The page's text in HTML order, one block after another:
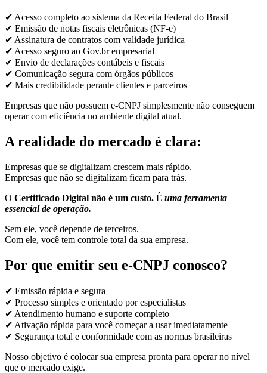
✔ Acesso completo ao sistema da Receita Federal do Brasil
✔ Emissão de notas fiscais eletrônicas (NF-e)
✔ Assinatura de contratos com validade jurídica
✔ Acesso seguro ao Gov.br empresarial
✔ Envio de declarações contábeis e fiscais
✔ Comunicação segura com órgãos públicos
✔ Mais credibilidade perante clientes e parceiros
Empresas que não possuem e-CNPJ simplesmente não conseguem
operar com eficiência no ambiente digital atual.
A realidade do mercado é clara:
Empresas que se digitalizam crescem mais rápido.
Empresas que não se digitalizam ficam para trás.
O Certificado Digital não é um custo. É uma ferramenta
essencial de operação.
Sem ele, você depende de terceiros.
Com ele, você tem controle total da sua empresa.
Por que emitir seu e-CNPJ conosco?
✔ Emissão rápida e segura
✔ Processo simples e orientado por especialistas
✔ Atendimento humano e suporte completo
✔ Ativação rápida para você começar a usar imediatamente
✔ Segurança total e conformidade com as normas brasileiras
Nosso objetivo é colocar sua empresa pronta para operar no nível
que o mercado exige.